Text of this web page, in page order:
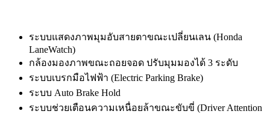
ระบบแสดงภาพมุมอับสายตาขณะเปลี่ยนเลน (Honda
LaneWatch)
กล้องมองภาพขณะถอยจอด ปรับมุมมองได้ 3 ระดับ
ระบบเบรกมือไฟฟ้า (Electric Parking Brake)
ระบบ Auto Brake Hold
ระบบช่วยเตือนความเหนื่อยล้าขณะขับขี่ (Driver Attention